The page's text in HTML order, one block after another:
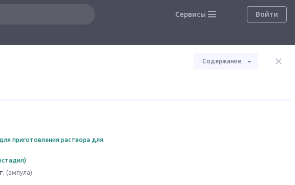
Сервисы Войти
Содержание
приготовления раствора для
(ампула)